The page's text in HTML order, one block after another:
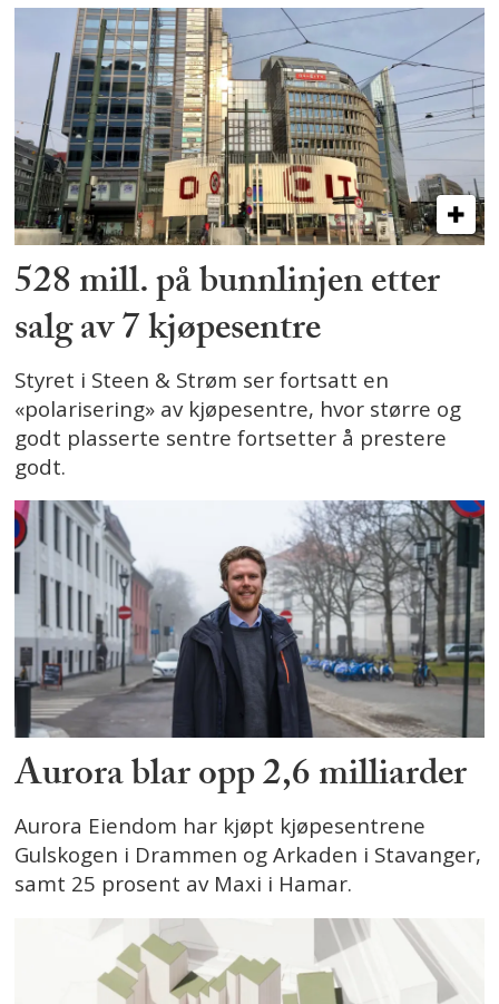
528 mill. på bunnlinjen etter
salg av 7 kjøpesentre
Styret i Steen & Strøm ser fortsatt en
«polarisering» av kjøpesentre, hvor større og
godt plasserte sentre fortsetter å prestere
godt.
Aurora blar opp 2,6 milliarder
Aurora Eiendom har kjøpt kjøpesentrene
Gulskogen i Drammen og Arkaden i Stavanger,
samt 25 prosent av Maxi i Hamar.